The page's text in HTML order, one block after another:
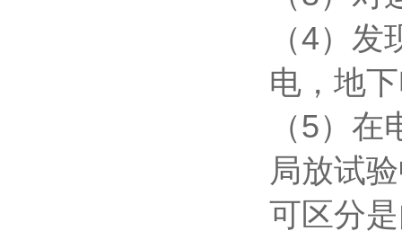
（4）发
电，地
（5）在
局放试
可区分